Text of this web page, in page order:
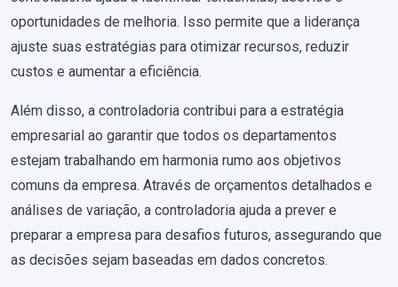
oportunidades de melhoria. Isso permite que a liderança
ajuste suas estratégias para otimizar recursos, reduzir
custos e aumentar a eficiência.
Além disso, a controladoria contribui para a estratégia
empresarial ao garantir que todos os departamentos
estejam trabalhando em harmonia rumo aos objetivos
comuns da empresa. Através de orçamentos detalhados e
análises de variação, a controladoria ajuda a prever e
preparar a empresa para desafios futuros, assegurando que
as decisões sejam baseadas em dados concretos.